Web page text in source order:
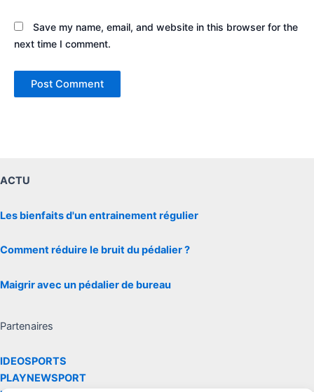
Save my name, email, and website in this browser for the
next time I comment.
ACTU
Les bienfaits d'un entrainement régulier
Comment réduire le bruit du pédalier ?
Maigrir avec un pédalier de bureau
Partenaires
IDEOSPORTS
PLAYNEWSPORT